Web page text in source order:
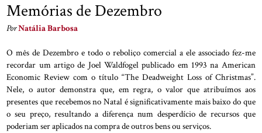
Memórias de Dezembro
PorNatália Barbosa
O mês de Dezembro e todo o reboliço comercial a ele associado fez-me
recordar um artigo de Joel Waldfogel publicado em 1993 na American
Economic Review com o título “The Deadweight Loss of Christmas”.
Nele, o autor demonstra que, em regra, o valor que atribuímos aos
presentes que recebemos no Natal é significativamente mais baixo do que
o seu preço, resultando a diferença num desperdício de recursos que
poderiam ser aplicados na compra de outros bens ou serviços.